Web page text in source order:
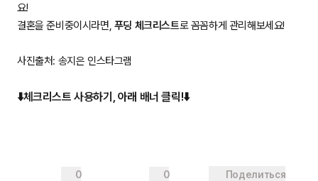
요!
결혼을 준비중이시라면, 푸딩 체크리스트로 꼼꼼하게 관리해보세요!
사진출처: 송지은 인스타그램
⬇️체크리스트 사용하기, 아래 배너 클릭!⬇️
0 0 Поделиться